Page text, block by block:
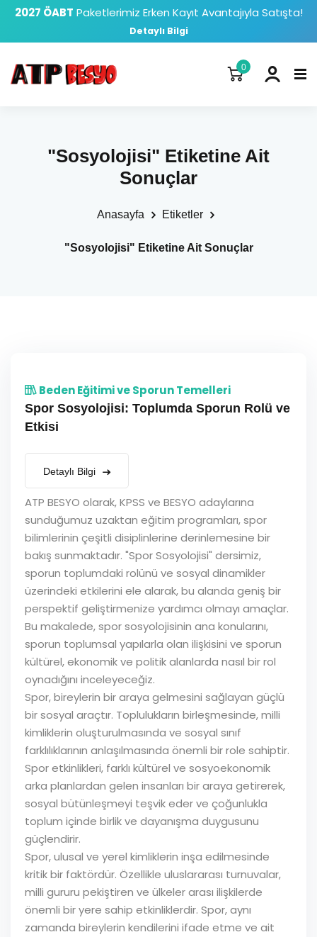
2027 ÖABT Paketlerimiz Erken Kayıt Avantajıyla Satışta!
Detaylı Bilgi
0
"Sosyolojisi" Etiketine Ait
Sonuçlar
Anasayfa Etiketler
"Sosyolojisi" Etiketine Ait Sonuçlar
Beden Eğitimi ve Sporun Temelleri
Spor Sosyolojisi: Toplumda Sporun Rolü ve
Etkisi
Detaylı Bilgi
ATP BESYO olarak, KPSS ve BESYO adaylarına
sunduğumuz uzaktan eğitim programları, spor
bilimlerinin çeşitli disiplinlerine derinlemesine bir
bakış sunmaktadır. "Spor Sosyolojisi" dersimiz,
sporun toplumdaki rolünü ve sosyal dinamikler
üzerindeki etkilerini ele alarak, bu alanda geniş bir
perspektif geliştirmenize yardımcı olmayı amaçlar.
Bu makalede, spor sosyolojisinin ana konularını,
sporun toplumsal yapılarla olan ilişkisini ve sporun
kültürel, ekonomik ve politik alanlarda nasıl bir rol
oynadığını inceleyeceğiz.
Spor, bireylerin bir araya gelmesini sağlayan güçlü
bir sosyal araçtır. Toplulukların birleşmesinde, milli
kimliklerin oluşturulmasında ve sosyal sınıf
farklılıklarının anlaşılmasında önemli bir role sahiptir.
Spor etkinlikleri, farklı kültürel ve sosyoekonomik
arka planlardan gelen insanları bir araya getirerek,
sosyal bütünleşmeyi teşvik eder ve çoğunlukla
toplum içinde birlik ve dayanışma duygusunu
güçlendirir.
Spor, ulusal ve yerel kimliklerin inşa edilmesinde
kritik bir faktördür. Özellikle uluslararası turnuvalar,
milli gururu pekiştiren ve ülkeler arası ilişkilerde
önemli bir yere sahip etkinliklerdir. Spor, aynı
zamanda bireylerin kendilerini ifade etme ve ait